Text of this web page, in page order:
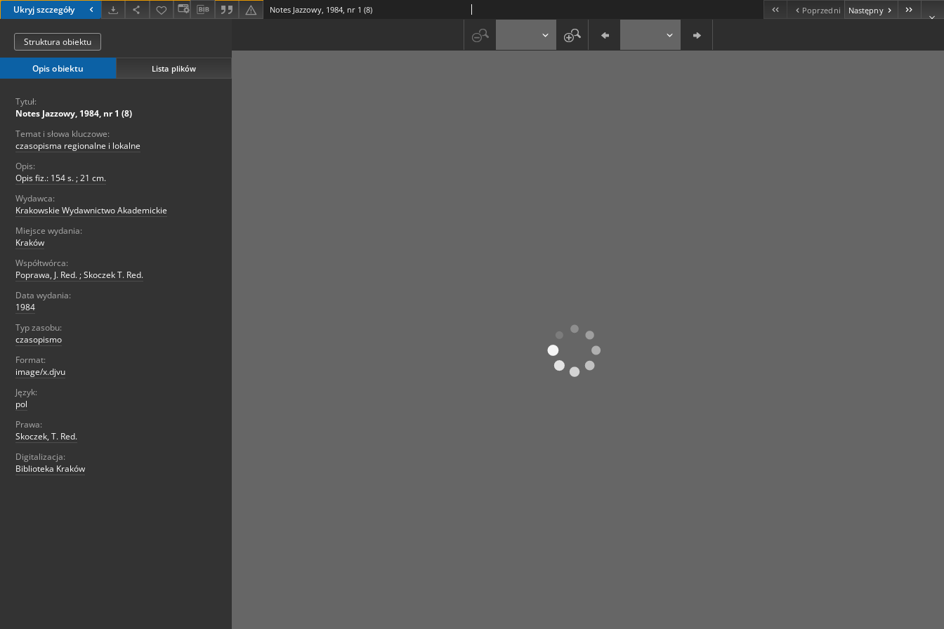
Ukryj szczegóły Notes Jazzowy, 1984, nr 1 (8) Poprzedni Następny
Struktura obiektu
Opis obiektu Lista plików
Tytuł:
Notes Jazzowy, 1984, nr 1 (8)
Temat i słowa kluczowe:
czasopisma regionalne i lokalne
Opis:
Opis fiz.: 154 s. ; 21 cm.
Wydawca:
Krakowskie Wydawnictwo Akademickie
Miejsce wydania:
Kraków
Współtwórca:
Poprawa, J. Red. ; Skoczek T. Red.
Data wydania:
1984
Typ zasobu:
czasopismo
Format:
image/x.djvu
Język:
pol
Prawa:
Skoczek, T. Red.
Digitalizacja:
Biblioteka Kraków